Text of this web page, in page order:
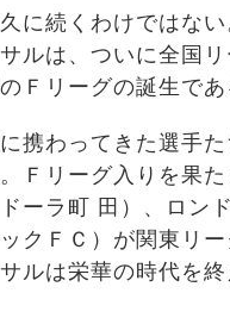
に続くわけではな
ルは、ついに全国
Ｆリーグの誕生であ
携わってきた選手
Ｆリーグ入りを果
ーラ町 田）、ロン
クＦＣ）が関東リ
ルは栄華の時代を